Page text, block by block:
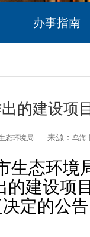
办事指南
的建设项
态环境局 来源： 乌海
生态环境
的建设项
定的公告